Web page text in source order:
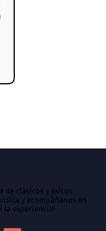
de clásicos y éxitos
y acompáñanos en
la experiencia!